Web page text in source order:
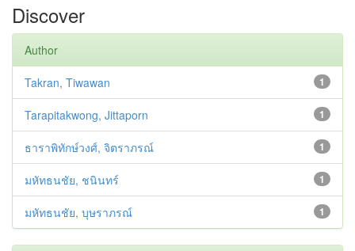
Discover
Author
1
Takran, Tiwawan
1
Tarapitakwong, Jittaporn
1
ธาราพิทักษ์วงศ์, จิตราภรณ์
1
มหัทธนชัย, ชนินทร์
1
มหัทธนชัย, บุษราภรณ์